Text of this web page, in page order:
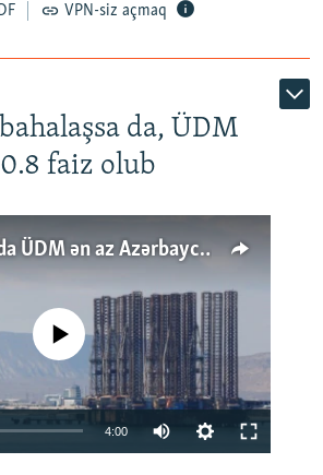
VPN-siz açmaq
da, ÜDM
faiz olub
Cənubi Qafqazda ÜDM ən az Azərbaycanda artır: Qonşuları niyə Bakını qabaqlaya bilir?
currently available
4:00